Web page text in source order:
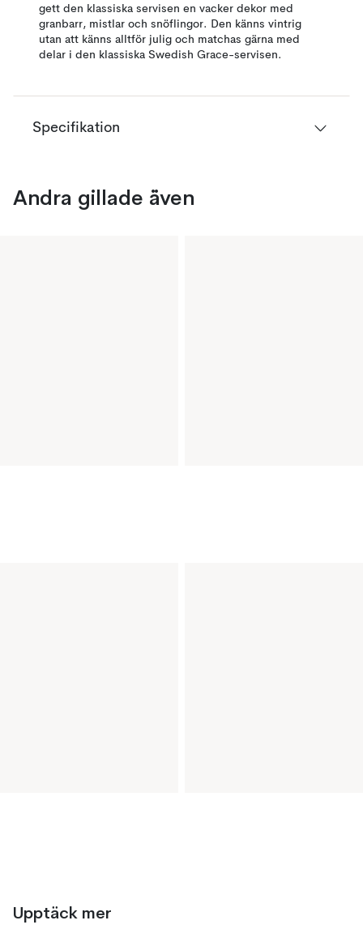
gett den klassiska servisen en vacker dekor med
granbarr, mistlar och snöflingor. Den känns vintrig
utan att känns alltför julig och matchas gärna med
delar i den klassiska Swedish Grace-servisen.
Specifikation
Andra gillade även
Upptäck mer